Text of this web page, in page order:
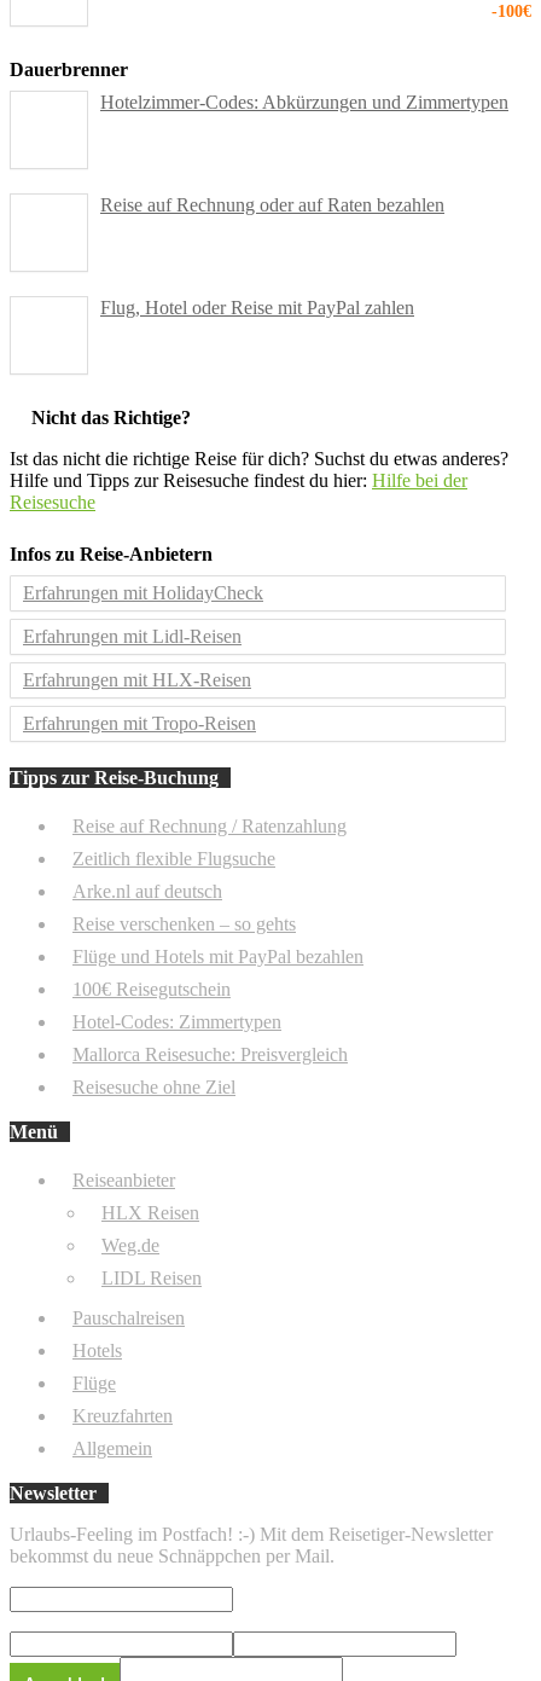
-100€
Dauerbrenner
Hotelzimmer-Codes: Abkürzungen und Zimmertypen
Reise auf Rechnung oder auf Raten bezahlen
Flug, Hotel oder Reise mit PayPal zahlen
Nicht das Richtige?
Ist das nicht die richtige Reise für dich? Suchst du etwas anderes?
Hilfe und Tipps zur Reisesuche findest du hier: Hilfe bei der
Reisesuche
Infos zu Reise-Anbietern
Erfahrungen mit HolidayCheck
Erfahrungen mit Lidl-Reisen
Erfahrungen mit HLX-Reisen
Erfahrungen mit Tropo-Reisen
Tipps zur Reise-Buchung
Reise auf Rechnung / Ratenzahlung
Zeitlich flexible Flugsuche
Arke.nl auf deutsch
Reise verschenken – so gehts
Flüge und Hotels mit PayPal bezahlen
100€ Reisegutschein
Hotel-Codes: Zimmertypen
Mallorca Reisesuche: Preisvergleich
Reisesuche ohne Ziel
Menü
Reiseanbieter
HLX Reisen
Weg.de
LIDL Reisen
Pauschalreisen
Hotels
Flüge
Kreuzfahrten
Allgemein
Newsletter
Urlaubs-Feeling im Postfach! :-) Mit dem Reisetiger-Newsletter
bekommst du neue Schnäppchen per Mail.